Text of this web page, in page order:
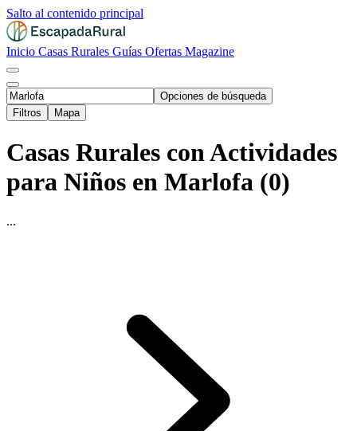
Salto al contenido principal
Inicio Casas Rurales Guías Ofertas Magazine
Opciones de búsqueda
Filtros
Mapa
Casas Rurales con Actividades
para Niños en Marlofa (0)
...